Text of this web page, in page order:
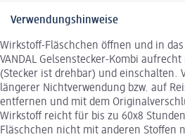
Verwendungshinweise
Wirkstoff-Fläschchen öffnen und in
VANDAL Gelsenstecker-Kombi
(Stecker ist drehbar) und einschalten.
längerer Nichtverwendung bzw. auf
entfernen und mit dem
Wirkstoff reicht für bis zu 60x8
Fläschchen nicht mit anderen Stoffen